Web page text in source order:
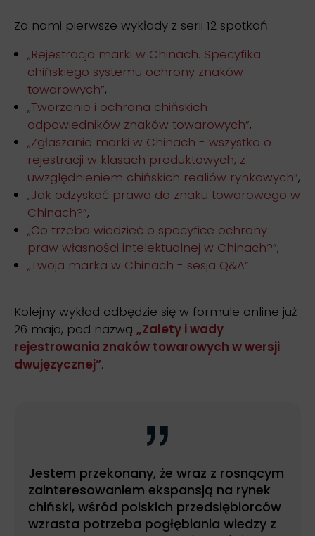
Za nami pierwsze wykłady z serii 12 spotkań:
„Rejestracja marki w Chinach. Specyfika
chińskiego systemu ochrony znaków
towarowych”,
„Tworzenie i ochrona chińskich
odpowiedników znaków towarowych”,
„Zgłaszanie marki w Chinach - wszystko o
rejestracji w klasach produktowych, z
uwzględnieniem chińskich realiów rynkowych”,
„Jak odzyskać prawa do znaku towarowego w
Chinach?”,
„Co trzeba wiedzieć o specyfice ochrony
praw własności intelektualnej w Chinach?”,
„Twoja marka w Chinach - sesja Q&A”.
Kolejny wykład odbędzie się w formule online już
26 maja, pod nazwą „Zalety i wady
rejestrowania znaków towarowych w wersji
dwujęzycznej”.
Jestem przekonany, że wraz z rosnącym
zainteresowaniem ekspansją na rynek
chiński, wśród polskich przedsiębiorców
wzrasta potrzeba pogłębiania wiedzy z